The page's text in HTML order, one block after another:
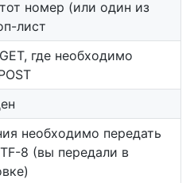
номер (или один из
лист
где необходимо
необходимо передать
8 (вы передали в